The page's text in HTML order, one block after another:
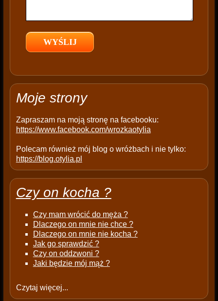
e
e
p
y
Moje strony
Zapraszam na moją stronę na facebooku:
https://www.facebook.com/wrozkaotylia
Polecam również mój blog o wróżbach i nie tylko:
https://blog.otylia.pl
Czy on kocha ?
Czy mam wrócić do męża ?
Dlaczego on mnie nie chce ?
Dlaczego on mnie nie kocha ?
Jak go sprawdzić ?
Czy on oddzwoni ?
Jaki będzie mój mąż ?
Czytaj więcej...